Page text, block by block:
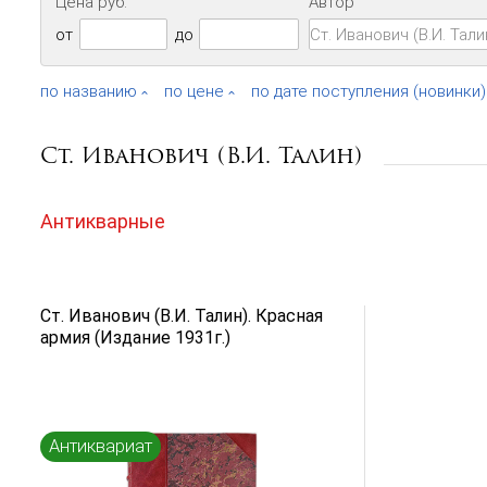
от
до
по названию по цене по дате поступления (новинки)
Ст. Иванович (В.И. Талин)
Антикварные
Ст. Иванович (В.И. Талин). Красная
армия (Издание 1931г.)
Антиквариат